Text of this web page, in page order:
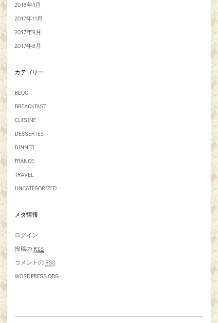
2018年1月
2017年11月
2017年9月
2017年8月
カテゴリー
BLOG
BREACKFAST
CUISINE
DESSERTES
DINNER
FRANCE
TRAVEL
UNCATEGORIZED
メタ情報
ログイン
投稿の RSS
コメントの RSS
WORDPRESS.ORG